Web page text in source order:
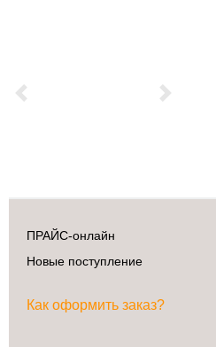
Previous Next
ПРАЙС-онлайн
Новые поступление
Как оформить заказ?